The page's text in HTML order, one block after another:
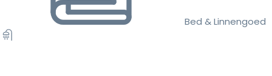
Bed & Linnengoed